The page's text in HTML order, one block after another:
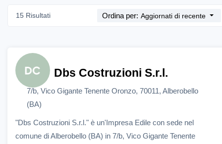
15 Risultati Ordina per: Aggiornati di recente
Dbs Costruzioni S.r.l.
7/b, Vico Gigante Tenente Oronzo, 70011, Alberobello
(BA)
"Dbs Costruzioni S.r.l." è un'Impresa Edile con sede nel
comune di Alberobello (BA) in 7/b, Vico Gigante Tenente